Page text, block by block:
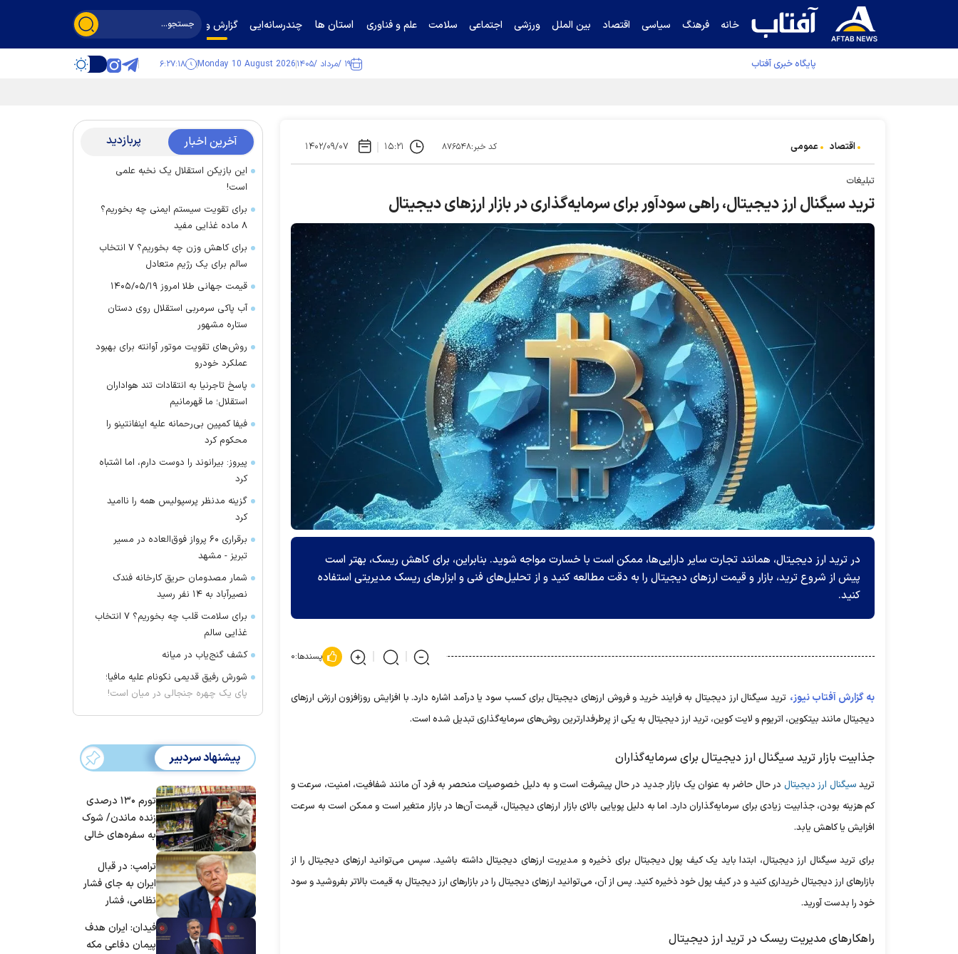
خانه فرهنگ سیاسی اقتصاد بین الملل ورزشی اجتماعی سلامت علم و فناوری استان ها چندرسانه‌ایی گزارش و گفت‌وگو
پایگاه خبری آفتاب ۱۹ /مرداد /۱۴۰۵ Monday 10 August 2026 ۶:۲۷:۱۹
اقتصاد عمومی کد خبر:۸۷۶۵۴۸ ۱۵:۲۱ ۱۴۰۲/۰۹/۰۷
تبلیغات
ترید سیگنال ارز دیجیتال، راهی سودآور برای سرمایه‌گذاری در بازار ارزهای دیجیتال
در ترید ارز دیجیتال، همانند تجارت سایر دارایی‌ها، ممکن است با خسارت مواجه شوید. بنابراین، برای کاهش ریسک، بهتر است
پیش از شروع ترید، بازار و قیمت ارزهای دیجیتال را به دقت مطالعه کنید و از تحلیل‌های فنی و ابزارهای ریسک مدیریتی استفاده
کنید.
پسندها:۰
به گزارش آفتاب نیوز، ترید سیگنال ارز دیجیتال به فرایند خرید و فروش ارزهای دیجیتال برای کسب سود یا درآمد اشاره دارد. با افزایش روزافزون ارزش ارزهای
دیجیتال مانند بیتکوین، اتریوم و لایت کوین، ترید ارز دیجیتال به یکی از پرطرفدارترین روش‌های سرمایه‌گذاری تبدیل شده است.
جذابیت بازار ترید سیگنال ارز دیجیتال برای سرمایه‌گذاران
ترید سیگنال ارز دیجیتال در حال حاضر به عنوان یک بازار جدید در حال پیشرفت است و به دلیل خصوصیات منحصر به فرد آن مانند شفافیت، امنیت، سرعت و
کم هزینه بودن، جذابیت زیادی برای سرمایه‌گذاران دارد. اما به دلیل پویایی بالای بازار ارزهای دیجیتال، قیمت آن‌ها در بازار متغیر است و ممکن است به سرعت
افزایش یا کاهش یابد.
برای ترید سیگنال ارز دیجیتال، ابتدا باید یک کیف پول دیجیتال برای ذخیره و مدیریت ارزهای دیجیتال داشته باشید. سپس می‌توانید ارزهای دیجیتال را از
بازارهای ارز دیجیتال خریداری کنید و در کیف پول خود ذخیره کنید. پس از آن، می‌توانید ارزهای دیجیتال را در بازارهای ارز دیجیتال به قیمت بالاتر بفروشید و سود
خود را بدست آورید.
راهکارهای مدیریت ریسک در ترید ارز دیجیتال
آخرین اخبار پربازدید
این بازیکن استقلال یک نخبه علمی
است!
برای تقویت سیستم ایمنی چه بخوریم؟
۸ ماده غذایی مفید
برای کاهش وزن چه بخوریم؟ ۷ انتخاب
سالم برای یک رژیم متعادل
قیمت جهانی طلا امروز ۱۴۰۵/۰۵/۱۹
آب پاکی سرمربی استقلال روی دستان
ستاره مشهور
روش‌های تقویت موتور آوانته برای بهبود
عملکرد خودرو
پاسخ تاجرنیا به انتقادات تند هواداران
استقلال؛ ما قهرمانیم
فیفا کمپین بی‌رحمانه علیه اینفانتینو را
محکوم کرد
پیروز: بیرانوند را دوست دارم، اما اشتباه
کرد
گزینه مدنظر پرسپولیس همه را ناامید
کرد
برقراری ۶۰ پرواز فوق‌العاده در مسیر
تبریز - مشهد
شمار مصدومان حریق کارخانه فندک
نصیرآباد به ۱۴ نفر رسید
برای سلامت قلب چه بخوریم؟ ۷ انتخاب
غذایی سالم
کشف گنج‌یاب در میانه
شورش رفیق قدیمی نکونام علیه مافیا؛
پای یک چهره جنجالی در میان است!
پیشنهاد سردبیر
تورم ۱۳۰ درصدی
زنده ماندن/ شوک
به سفره‌های خالی
ترامپ: در قبال
ایران به جای فشار
نظامی، فشار
می‌دهم
فیدان: ایران هدف
پیمان دفاعی مکه